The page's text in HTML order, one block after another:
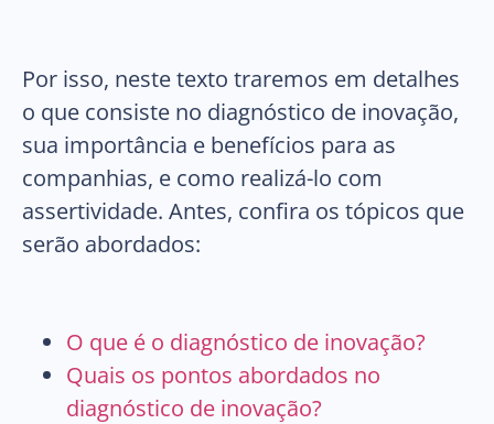
Por isso, neste texto traremos em detalhes
o que consiste no diagnóstico de inovação,
sua importância e benefícios para as
companhias, e como realizá-lo com
assertividade. Antes, confira os tópicos que
serão abordados:
O que é o diagnóstico de inovação?
Quais os pontos abordados no
diagnóstico de inovação?